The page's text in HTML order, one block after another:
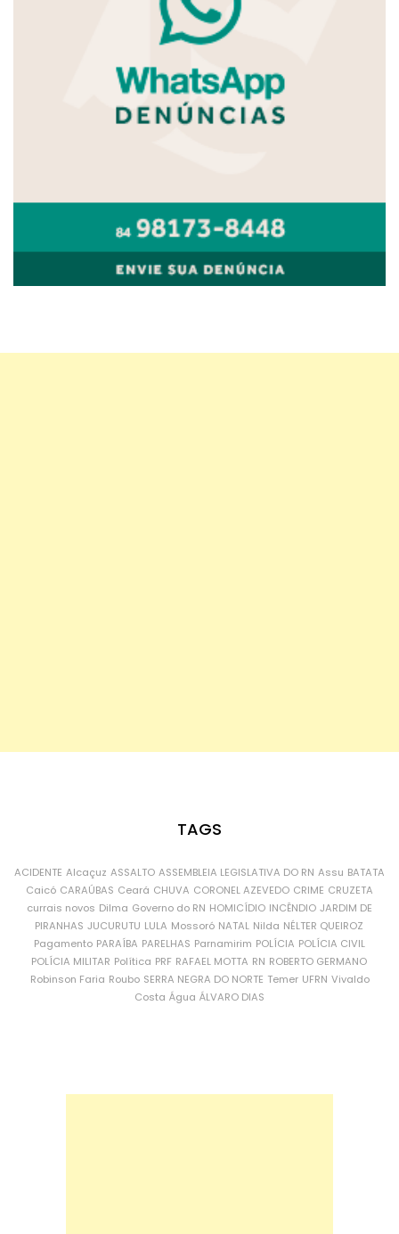
TAGS
ACIDENTE Alcaçuz ASSALTO ASSEMBLEIA LEGISLATIVA DO RN Assu BATATA
Caicó CARAÚBAS Ceará CHUVA CORONEL AZEVEDO CRIME CRUZETA
currais novos Dilma Governo do RN HOMICÍDIO INCÊNDIO JARDIM DE
PIRANHAS JUCURUTU LULA Mossoró NATAL Nilda NÉLTER QUEIROZ
Pagamento PARAÍBA PARELHAS Parnamirim POLÍCIA POLÍCIA CIVIL
POLÍCIA MILITAR Política PRF RAFAEL MOTTA RN ROBERTO GERMANO
Robinson Faria Roubo SERRA NEGRA DO NORTE Temer UFRN Vivaldo
Costa Água ÁLVARO DIAS